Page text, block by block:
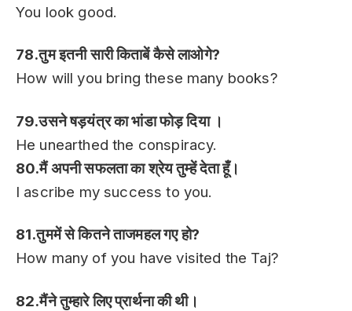
You look good.
78.तुम इतनी सारी किताबें कैसे लाओगे?
How will you bring these many books?
79.उसने षड़यंत्र का भांडा फोड़ दिया ।
He unearthed the conspiracy.
80.मैं अपनी सफलता का श्रेय तुम्हें देता हूँ।
I ascribe my success to you.
81.तुममें से कितने ताजमहल गए हो?
How many of you have visited the Taj?
82.मैंने तुम्हारे लिए प्रार्थना की थी।